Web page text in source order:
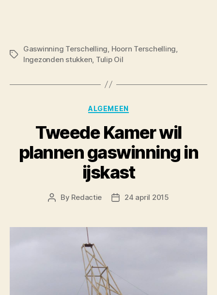
Tags
Gaswinning Terschelling Hoorn Terschelling
Ingezonden stukken Tulip Oil
Categories
ALGEMEEN
Tweede Kamer wil
plannen gaswinning in
ijskast
Post
By Redactie
Post24 april 2015